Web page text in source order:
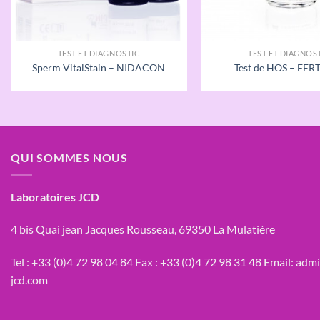
TEST ET DIAGNOSTIC
Sperm VitalStain – NIDACON
TEST ET
Test de HOS –
QUI SOMMES NOUS
Laboratoires JCD
4 bis Quai jean Jacques Rousseau, 69350 La Mulatière
Tel : +33 (0)4 72 98 04 84 Fax : +33 (0)4 72 98 31 48 Email:
jcd.com